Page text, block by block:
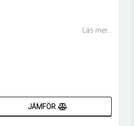
Läs mer...
JÄMFÖR